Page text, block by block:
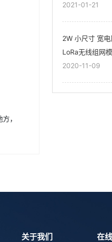
，
2021-01-21
2W 小尺寸 宽
LoRa无线组网
2020-11-09
关于我们 在